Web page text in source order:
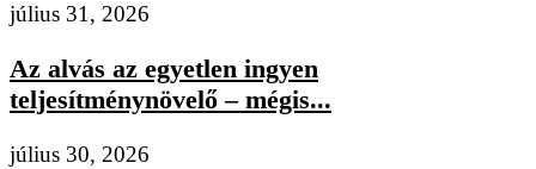
július 31, 2026
Az alvás az egyetlen ingyen
teljesítménynövelő – mégis...
július 30, 2026